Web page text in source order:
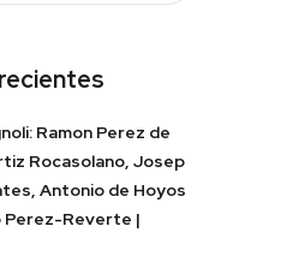
Ramon Perez de
Rocasolano, Josep
Antonio de Hoyos
Perez-Reverte |